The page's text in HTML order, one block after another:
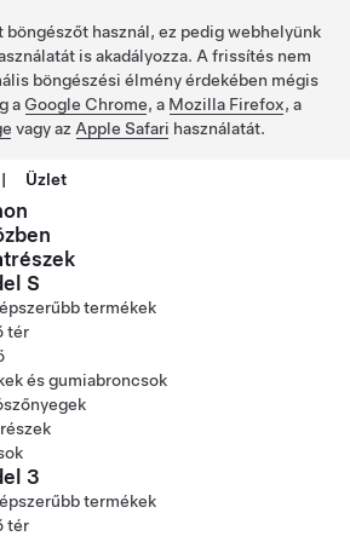
használ, ez pedig webhelyünk
is akadályozza. A frissítés nem
böngészési élmény érdekében mégis
a Google Chrome, a Mozilla Firefox, a
vagy az Apple Safari használatát.
| Üzlet
S
termékek
tér
és gumiabroncsok
3
termékek
tér